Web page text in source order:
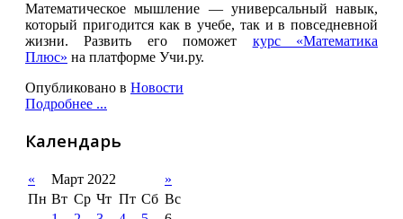
Математическое мышление — универсальный навык,
который пригодится как в учебе, так и в повседневной
жизни. Развить его поможет курс «Математика
Плюс» на платформе Учи.ру.
Опубликовано в Новости
Подробнее ...
Календарь
« Март 2022
»
Пн Вт Ср Чт Пт Сб Вс